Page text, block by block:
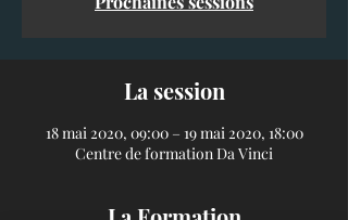
La session
18 mai 2020, 09:00 – 19 mai 2020, 18:00
Centre de formation Da Vinci